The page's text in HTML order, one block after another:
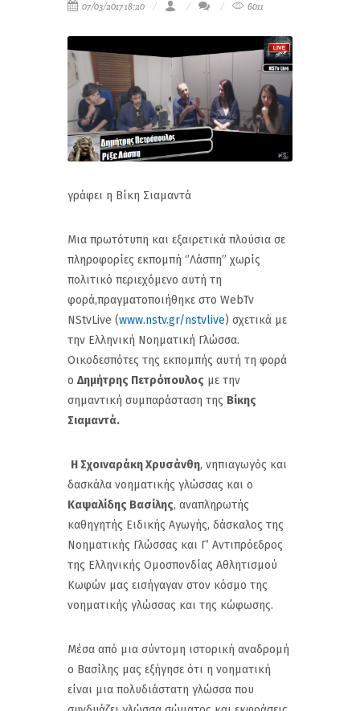
07/03/2017 18:20 6011
γράφει η Βίκη Σιαμαντά
Μια πρωτότυπη και εξαιρετικά πλούσια σε
πληροφορίες εκπομπή ‘’Λάσπη’’ χωρίς
πολιτικό περιεχόμενο αυτή τη
φορά,πραγματοποιήθηκε στο WebTv
NStvLive (www.nstv.gr/nstvlive) σχετικά με
την Ελληνική Νοηματική Γλώσσα.
Οικοδεσπότες της εκπομπής αυτή τη φορά
ο Δημήτρης Πετρόπουλος με την
σημαντική συμπαράσταση της Βίκης
Σιαμαντά.
Η Σχοιναράκη Χρυσάνθη, νηπιαγωγός και
δασκάλα νοηματικής γλώσσας και ο
Καψαλίδης Βασίλης, αναπληρωτής
καθηγητής Ειδικής Αγωγής, δάσκαλος της
Νοηματικής Γλώσσας και Γ’ Αντιπρόεδρος
της Ελληνικής Ομοσπονδίας Αθλητισμού
Κωφών μας εισήγαγαν στον κόσμο της
νοηματικής γλώσσας και της κώφωσης.
Μέσα από μια σύντομη ιστορική αναδρομή
ο Βασίλης μας εξήγησε ότι η νοηματική
είναι μια πολυδιάστατη γλώσσα που